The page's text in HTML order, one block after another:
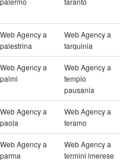
Web Agency a
palestrina
Web Agency a
tarquinia
Web Agency a
palmi
Web Agency a
tempio
pausania
Web Agency a
paola
Web Agency a
teramo
Web Agency a
parma
Web Agency a
termini imerese